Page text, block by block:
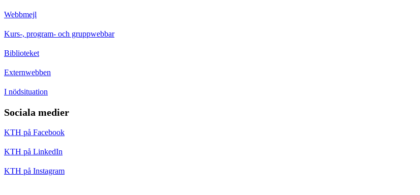
Webbmejl
Kurs-, program- och gruppwebbar
Biblioteket
Externwebben
I nödsituation
Sociala medier
KTH på Facebook
KTH på LinkedIn
KTH på Instagram